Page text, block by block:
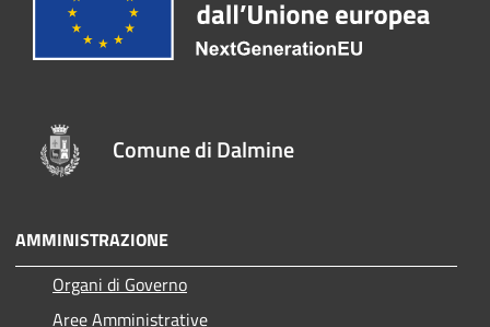
Comune di Dalmine
AMMINISTRAZIONE
Organi di Governo
Aree Amministrative